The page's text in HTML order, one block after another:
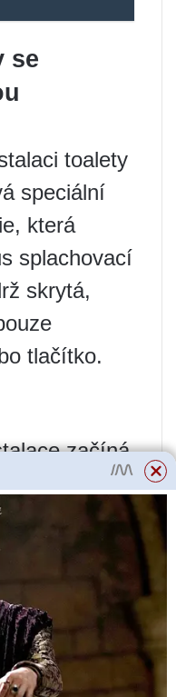
se
toalety
speciální
která
splachovací
skrytá,
tlačítko.
začíná
Vypouštěcí
aby
jsou
jsou
toaletního